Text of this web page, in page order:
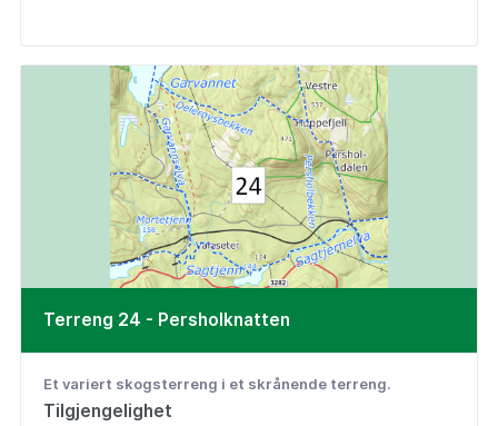
Terreng 24 - Persholknatten
Et variert skogsterreng i et skrånende terreng.
Tilgjengelighet